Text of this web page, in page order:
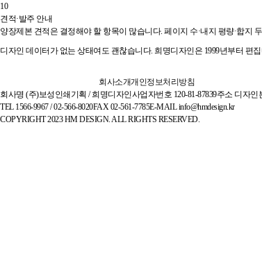
10
견적·발주 안내
양장제본 견적은 결정해야 할 항목이 많습니다. 페이지 수·내지 평량·합지
디자인 데이터가 없는 상태여도 괜찮습니다. 희명디자인은 1999년부터 편
회사소개개인정보처리방침
회사명 (주)보성인쇄기획 / 희명디자인사업자번호 120-81-87839주소 디자인
TEL1566-9967 / 02-566-8020FAX02-561-7785E-MAILinfo@hmdesign.kr
COPYRIGHT 2023 HM DESIGN. ALL RIGHTS RESERVED.